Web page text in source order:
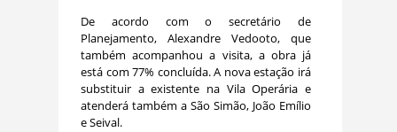
De acordo com o secretário de
Planejamento, Alexandre Vedooto, que
também acompanhou a visita, a obra já
está com 77% concluída. A nova estação irá
substituir a existente na Vila Operária e
atenderá também a São Simão, João Emílio
e Seival.